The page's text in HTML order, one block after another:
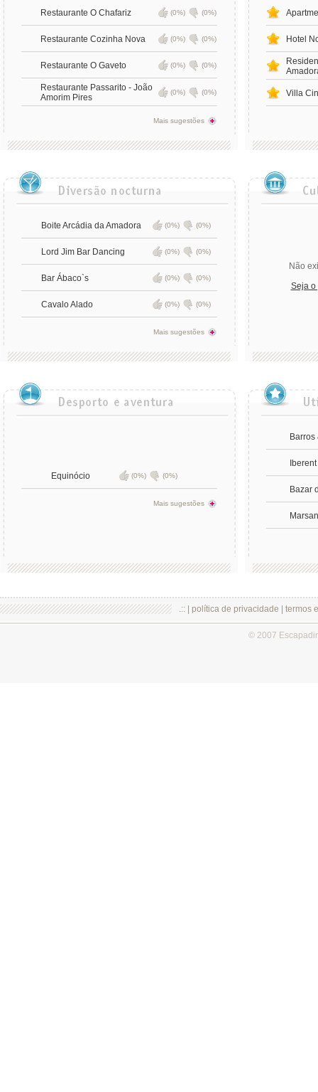
Restaurante O Chafariz (0%) (0%)
Restaurante Cozinha Nova (0%) (0%)
Restaurante O Gaveto (0%) (0%)
Restaurante Passarito - João
Amorim Pires
(0%) (0%)
Mais sugestões
Hotel
Villa
Boite Arcádia da Amadora (0%) (0%)
Lord Jim Bar Dancing (0%) (0%)
Bar Ábaco`s (0%) (0%)
Cavalo Alado (0%) (0%)
Mais sugestões
Não
Seja o
Equinócio (0%) (0%)
Mais sugestões
Barros
Iberent
Bazar
.:: | política de privacidade termos
© 2007